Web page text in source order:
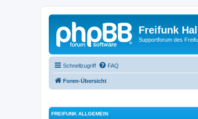
Freifunk
Supportforum des
Schnellzugriff FAQ
Foren-Übersicht
FREIFUNK ALLGEMEIN